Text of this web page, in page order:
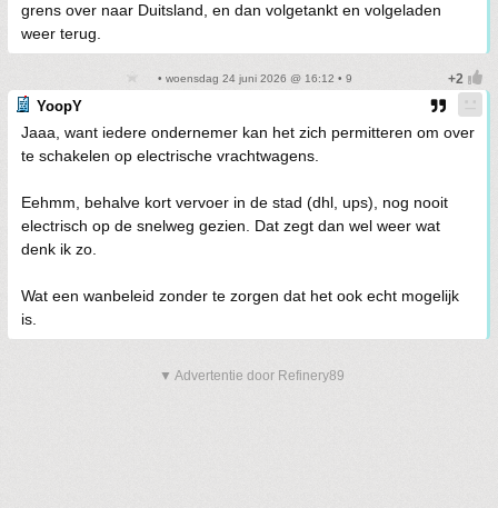
grens over naar Duitsland, en dan volgetankt en volgeladen
weer terug.
• woensdag 24 juni 2026 @ 16:12 • 9
YoopY
Jaaa, want iedere ondernemer kan het zich permitteren om over
te schakelen op electrische vrachtwagens.
Eehmm, behalve kort vervoer in de stad (dhl, ups), nog nooit
electrisch op de snelweg gezien. Dat zegt dan wel weer wat
denk ik zo.
Wat een wanbeleid zonder te zorgen dat het ook echt mogelijk
is.
▼ Advertentie door Refinery89